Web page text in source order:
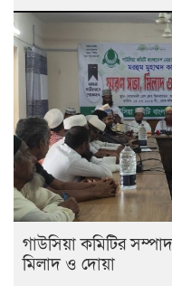
গাউসিয়া কমিটির
মিলাদ ও দোয়া